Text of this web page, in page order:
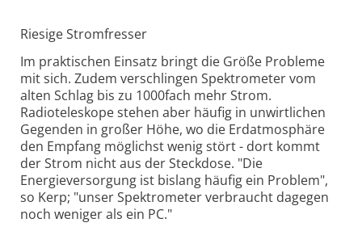
Riesige Stromfresser
Im praktischen Einsatz bringt die Größe Probleme
mit sich. Zudem verschlingen Spektrometer vom
alten Schlag bis zu 1000fach mehr Strom.
Radioteleskope stehen aber häufig in unwirtlichen
Gegenden in großer Höhe, wo die Erdatmosphäre
den Empfang möglichst wenig stört - dort kommt
der Strom nicht aus der Steckdose. "Die
Energieversorgung ist bislang häufig ein Problem",
so Kerp; "unser Spektrometer verbraucht dagegen
noch weniger als ein PC."